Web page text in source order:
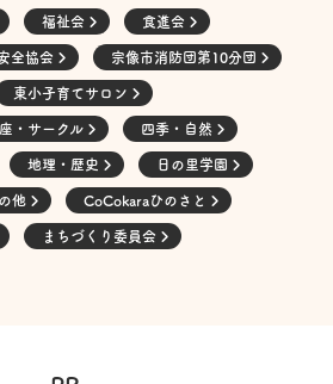
福祉会 食進会
全協会 宗像市消防団第10分団
東小子育てサロン
・サークル 四季・自然
地理・歴史 日の里学園
他 CoCokaraひのさと
まちづくり委員会